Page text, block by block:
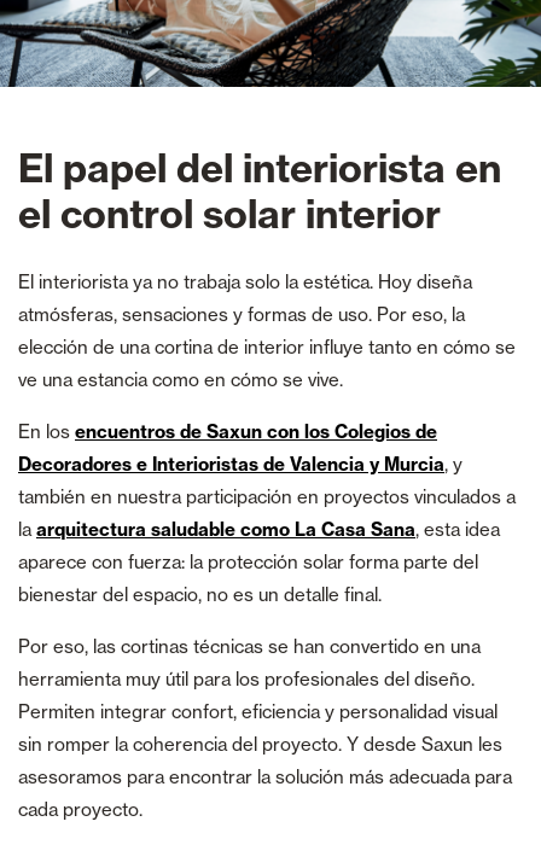
El papel del interiorista en
el control solar interior
El interiorista ya no trabaja solo la estética. Hoy diseña
atmósferas, sensaciones y formas de uso. Por eso, la
elección de una cortina de interior influye tanto en cómo se
ve una estancia como en cómo se vive.
En los encuentros de Saxun con los Colegios de
Decoradores e Interioristas de Valencia y Murcia, y
también en nuestra participación en proyectos vinculados a
laarquitectura saludable como La Casa Sana, esta idea
aparece con fuerza: la protección solar forma parte del
bienestar del espacio, no es un detalle final.
Por eso, las cortinas técnicas se han convertido en una
herramienta muy útil para los profesionales del diseño.
Permiten integrar confort, eficiencia y personalidad visual
sin romper la coherencia del proyecto. Y desde Saxun les
asesoramos para encontrar la solución más adecuada para
cada proyecto.